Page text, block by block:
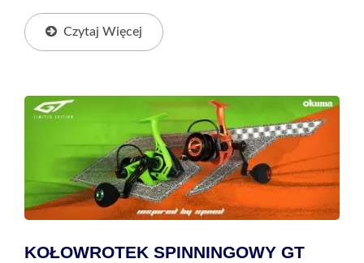
Nazwie Wave Off. Wave Off Powstał W 2017 Roku;
Jego Misją Jest „Przekroczyć...
Czytaj Więcej
KOŁOWROTEK SPINNINGOWY GT